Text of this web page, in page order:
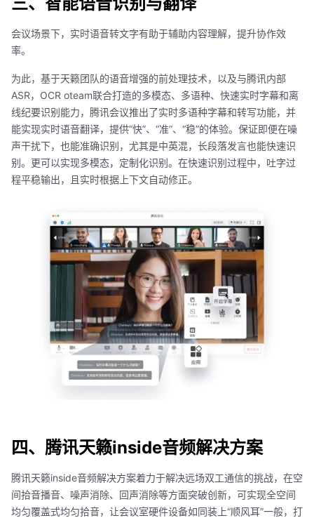
会议场景下，实时语音转文字有助于辅助内容理解，提升协作效
率。
为此，基于天籁团队的语音增强的前处理技术，以及与腾讯内部
ASR，OCR oteam联合打造的多模态、多语种、快速实时字幕和离
线纪要识别能力，腾讯会议推出了实时多语种字幕和转写功能，并
能实现实时语音翻译，提供“快”、“准”、“稳”的体验。保证即便在噪
声干扰下，也能准确识别，尤其是中英混，长段落发言也能快速识
别。更可以实现多模态，定制化识别。在快速识别过程中，吐字过
程平稳输出，且实时根据上下文自动修正。
四、腾讯天籁inside音频解决方案
腾讯天籁inside音频解决方案着力于解决远场双工通信的挑战，在空
间拾音播音、噪声消除、回声消除等方面突破创新，可实现全空间
均匀覆盖式均匀拾音，让会议室硬件设备如同装上“顺风耳”一般，打